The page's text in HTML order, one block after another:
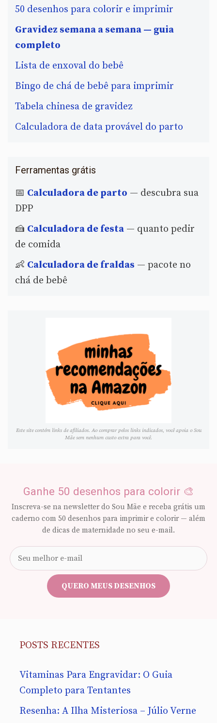
50 desenhos para colorir e imprimir
Gravidez semana a semana — guia
completo
Lista de enxoval do bebê
Bingo de chá de bebê para imprimir
Tabela chinesa de gravidez
Calculadora de data provável do parto
Ferramentas grátis
📅 Calculadora de parto — descubra sua
DPP
🍰 Calculadora de festa — quanto pedir
de comida
👶 Calculadora de fraldas — pacote no
chá de bebê
Este site contém links de afiliados. Ao comprar pelos links indicados, você apoia o Sou
Mãe sem nenhum custo extra para você.
Ganhe 50 desenhos para colorir 🎨
Inscreva-se na newsletter do Sou Mãe e receba grátis um
caderno com 50 desenhos para imprimir e colorir — além
de dicas de maternidade no seu e-mail.
e-
mail
QUERO MEUS DESENHOS
POSTS RECENTES
Vitaminas Para Engravidar: O Guia
Completo para Tentantes
Resenha: A Ilha Misteriosa – Júlio Verne